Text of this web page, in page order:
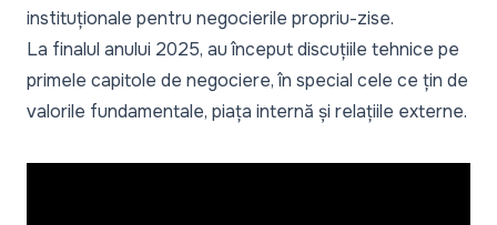
instituționale pentru negocierile propriu-zise.
La finalul anului 2025, au început discuțiile tehnice pe
primele capitole de negociere, în special cele ce țin de
valorile fundamentale, piața internă și relațiile externe.